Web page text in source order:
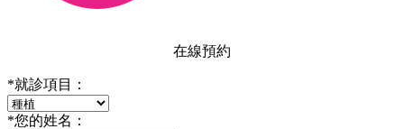
在線預約
*就診項目：
*您的姓名：